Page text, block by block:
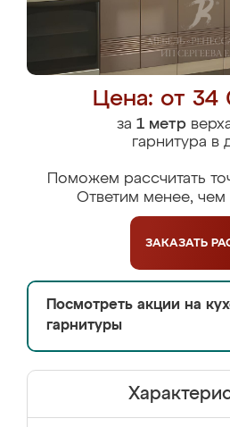
Цена: от 34
за 1 метр
гарнитура в
Поможем рассчитать
Ответим менее, чем
ЗАКАЗАТЬ
Посмотреть акции на
гарнитуры